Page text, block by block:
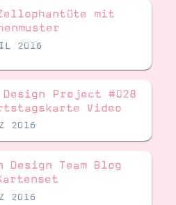
mit
2016
Project #028
Video
2016
Design Team Blog
2016